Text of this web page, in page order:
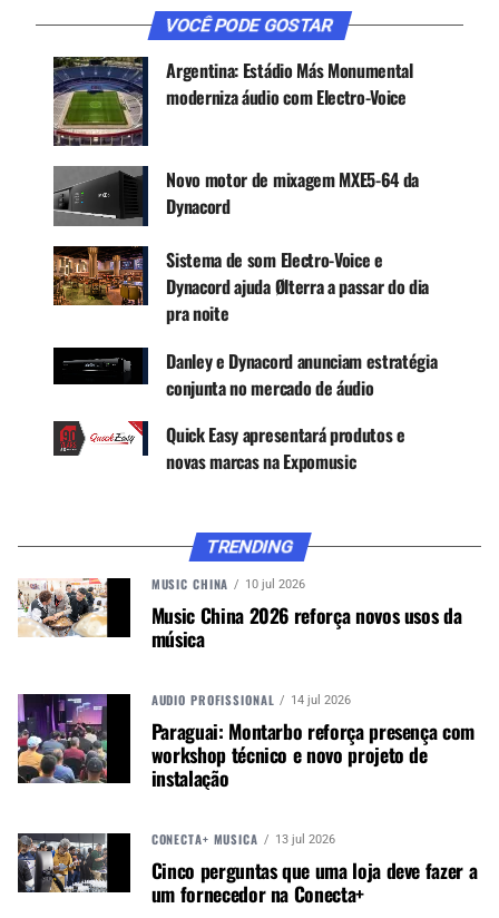
Dynacord vem com uma variedade de recursos e
novas tecnologias para oferecer desempenho
com eficiência de energia.
VERSATILIDADE DE INSTALAÇÃO
O V600:4 oferece ao usuário flexibilidade para
muitas aplicações. Isso é ativado por várias
opções de acionamento de energia usando a
tecnologia patenteada VLD (Variable Load Drive)
da Dynacord. Permite direcionar os canais do
amplificador para 4 ohms, 8 ohms, 70 V ou 100 V
Receba novas matérias do Música & Mercado no
WhatsApp e no Google News.
Canal WhatsApp
Google News
A recém-desenvolvida tecnologia Dynacord
powerTANK adiciona ainda mais flexibilidade de
instalação, funcionando como um reservatório de
energia para o amplificador. Com acesso direto à
potência assimétrica em todos os canais (até 300
W por canal individual) conforme necessário. “Não
há desperdício de energia, o que permite grande
VOCÊ PODE GOSTAR
Argentina: Estádio Más Monumental
moderniza áudio com Electro-Voice
Novo motor de mixagem MXE5-64 da
Dynacord
Sistema de som Electro-Voice e
Dynacord ajuda Ølterra a passar do dia
pra noite
Danley e Dynacord anunciam estratégia
conjunta no mercado de áudio
Quick Easy apresentará produtos e
novas marcas na Expomusic
TRENDING
MUSIC CHINA 10 jul 2026
Music China 2026 reforça novos usos da
música
AUDIO PROFISSIONAL 14 jul 2026
Paraguai: Montarbo reforça presença com
workshop técnico e novo projeto de
instalação
CONECTA+ MÚSICA 13 jul 2026
Cinco perguntas que uma loja deve fazer a
um fornecedor na Conecta+